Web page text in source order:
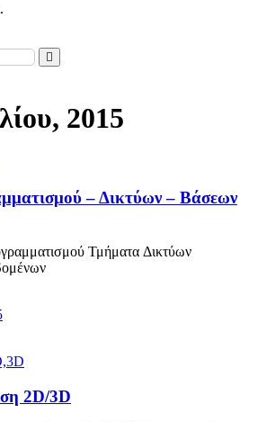
2015
– Δικτύων – Βάσεων
Τμήματα Δικτύων
2D/3D